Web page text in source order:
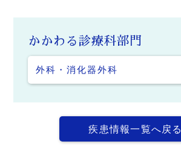
かかわる診療科部門
外科・消化器外科
疾患情報一覧へ戻る